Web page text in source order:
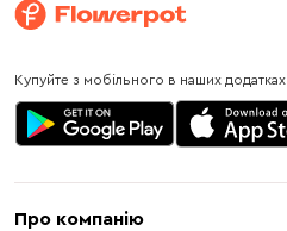
Купуйте з мобільного в наших додатках
Про компанію